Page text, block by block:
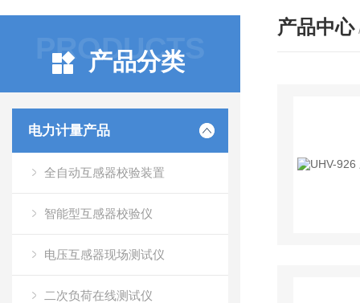
PRODUCTS
产品分类
电力计量产品
全自动互感器校验装置
智能型互感器校验仪
电压互感器现场测试仪
二次负荷在线测试仪
产品中心